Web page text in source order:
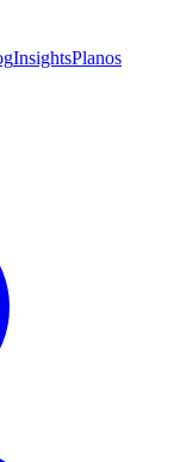
InsightsPlanos